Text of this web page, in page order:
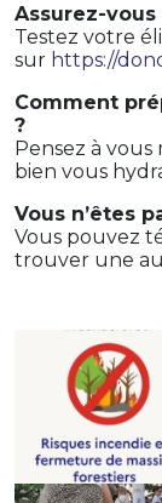
Assurez-
Testez votre
sur https://
Comment
?
Pensez à vous
bien vous
Vous n’êtes
Vous pouvez
trouver une